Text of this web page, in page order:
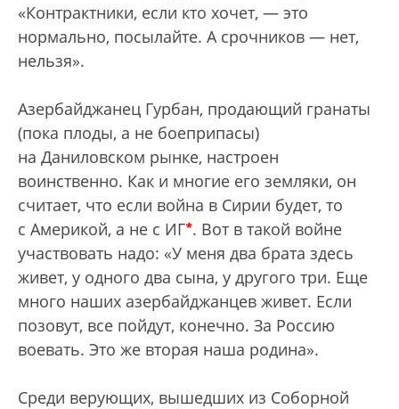
«Контрактники, если кто хочет, — это
нормально, посылайте. А срочников — нет,
нельзя».
Азербайджанец Гурбан, продающий гранаты
(пока плоды, а не боеприпасы)
на Даниловском рынке, настроен
воинственно. Как и многие его земляки, он
считает, что если война в Сирии будет, то
с Америкой, а не с ИГ*. Вот в такой войне
участвовать надо: «У меня два брата здесь
живет, у одного два сына, у другого три. Еще
много наших азербайджанцев живет. Если
позовут, все пойдут, конечно. За Россию
воевать. Это же вторая наша родина».
Среди верующих, вышедших из Соборной